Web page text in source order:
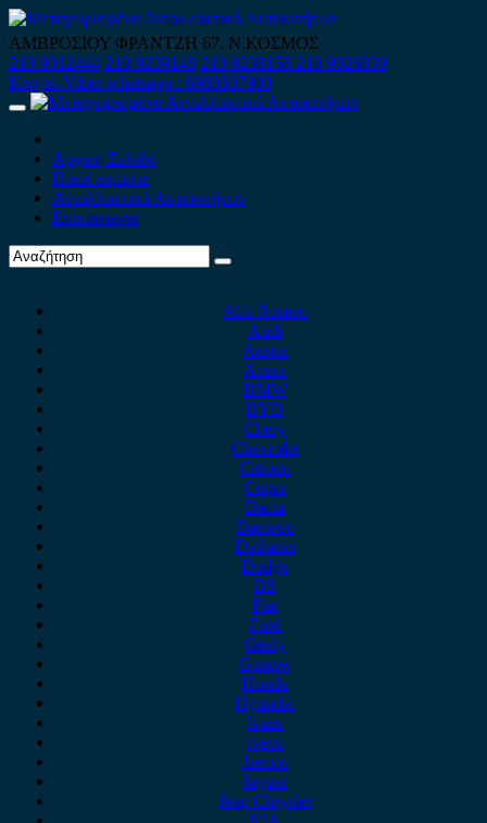
Skip
to
content
ΑΜΒΡΟΣΙΟΥ ΦΡΑΝΤΖΗ 67, Ν.ΚΟΣΜΟΣ
210 9012444 210 9239148 210 9238158 210 9026839
Κινητό-Viber-whatsapp : 6980507900
Primary
Αρχική Σελίδα
Ποιοί είμαστε
Ανταλλακτικά Αυτοκινήτων
Επικοινωνία
Alfa Romeo
Audi
Austin
Acura
BMW
BYD
Chery
Chevrolet
Citroen
Cupra
Dacia
Daewoo
Daihatsu
Dodge
DS
Fiat
Ford
Geely
Gonow
Honda
Hyundai
Isuzu
iveco
Jaecoo
Jaguar
Jeep Chrysler